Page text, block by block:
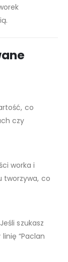
co
czy
worka i
tworzywa, co
szukasz
“Paclan